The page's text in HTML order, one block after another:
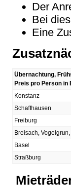
Der
Bei
Eine
Übernachtung,
Preis pro Person in
Konstanz
Schaffhausen
Freiburg
Breisach,
Basel
Straßburg